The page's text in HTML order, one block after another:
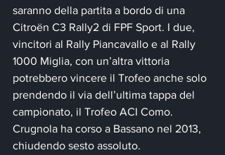
saranno della partita a bordo di una
Citroën C3 Rally2 di FPF Sport. I due,
vincitori al Rally Piancavallo e al Rally
1000 Miglia, con un’altra vittoria
potrebbero vincere il Trofeo anche solo
prendendo il via dell’ultima tappa del
campionato, il Trofeo ACI Como.
Crugnola ha corso a Bassano nel 2013,
chiudendo sesto assoluto.